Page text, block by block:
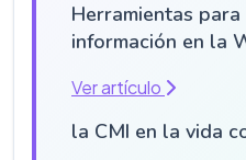
Herramientas
información en la
Ver artículo
la CMI en la vida